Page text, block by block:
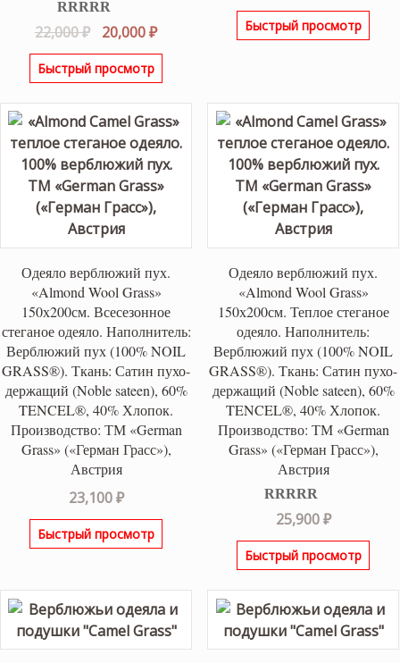
Оценка5.00
из 5
22,000₽
Первоначальная
цена
составляла
20,000₽Текущая
цена:
Быстрый просмотр
Быстрый просмотр
Одеяло верблюжий пух.
«Almond Wool Grass»
150х200см. Всесезонное
стеганое одеяло. Наполнитель:
Верблюжий пух (100% NOIL
GRASS®). Ткань: Сатин пухо-
держащий (Noble sateen), 60%
TENCEL®, 40% Хлопок.
Производство: ТМ «German
Grass» («Герман Грасс»),
Австрия
23,100₽
Быстрый просмотр
Одеяло верблюжий пух.
«Almond Wool Grass»
150х200см. Теплое стеганое
одеяло. Наполнитель:
Верблюжий пух (100% NOIL
GRASS®). Ткань: Сатин пухо-
держащий (Noble sateen), 60%
TENCEL®, 40% Хлопок.
Производство: ТМ «German
Grass» («Герман Грасс»),
Австрия
Оценка5.00
из 5
25,900₽
Быстрый просмотр